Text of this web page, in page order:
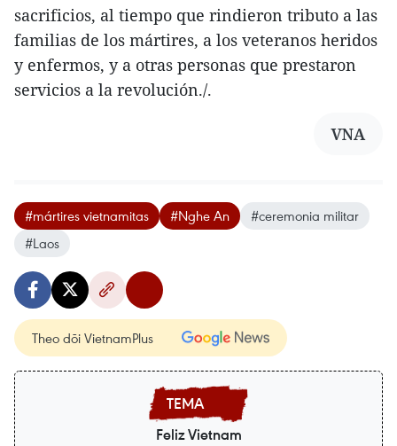
sacrificios, al tiempo que rindieron tributo a las
familias de los mártires, a los veteranos heridos
y enfermos, y a otras personas que prestaron
servicios a la revolución./.
VNA
#mártires vietnamitas #Nghe An
#ceremonia militar
#Laos
Theo dõi VietnamPlus
Feliz Vietnam